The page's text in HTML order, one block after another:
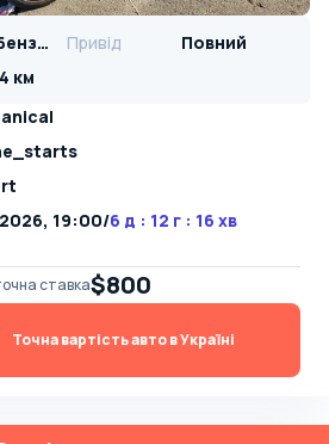
3.0л / Бензин Привід
Повний
км
19:00/6 д : 12 г : 16 хв
ставка$800
Точна вартість авто в Україні